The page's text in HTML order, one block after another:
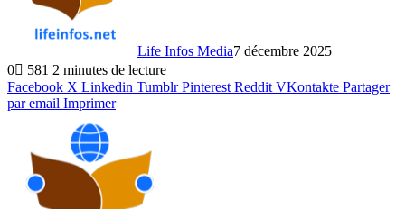
Life Infos Media7 décembre 2025
0
581 2 minutes de lecture
Facebook X Linkedin Tumblr Pinterest Reddit VKontakte Partager
par email Imprimer